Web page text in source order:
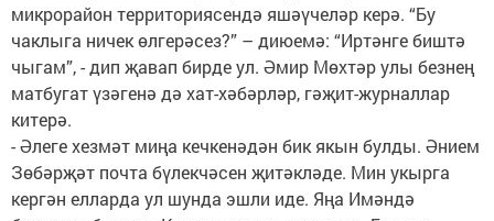
микрорайон территориясендә яшәүчеләр керә. “Бу
чаклыга ничек өлгерәсез?” – диюемә: “Иртәнге биштә
чыгам”, - дип җавап бирде ул. Әмир Мөхтәр улы безнең
матбугат үзәгенә дә хат-хәбәрләр, гәҗит-журналлар
китерә.
- Әлеге хезмәт миңа кечкенәдән бик якын булды. Әнием
Зөбәрҗәт почта бүлекчәсен җитәкләде. Мин укырга
кергән елларда ул шунда эшли иде. Яңа Имәндә